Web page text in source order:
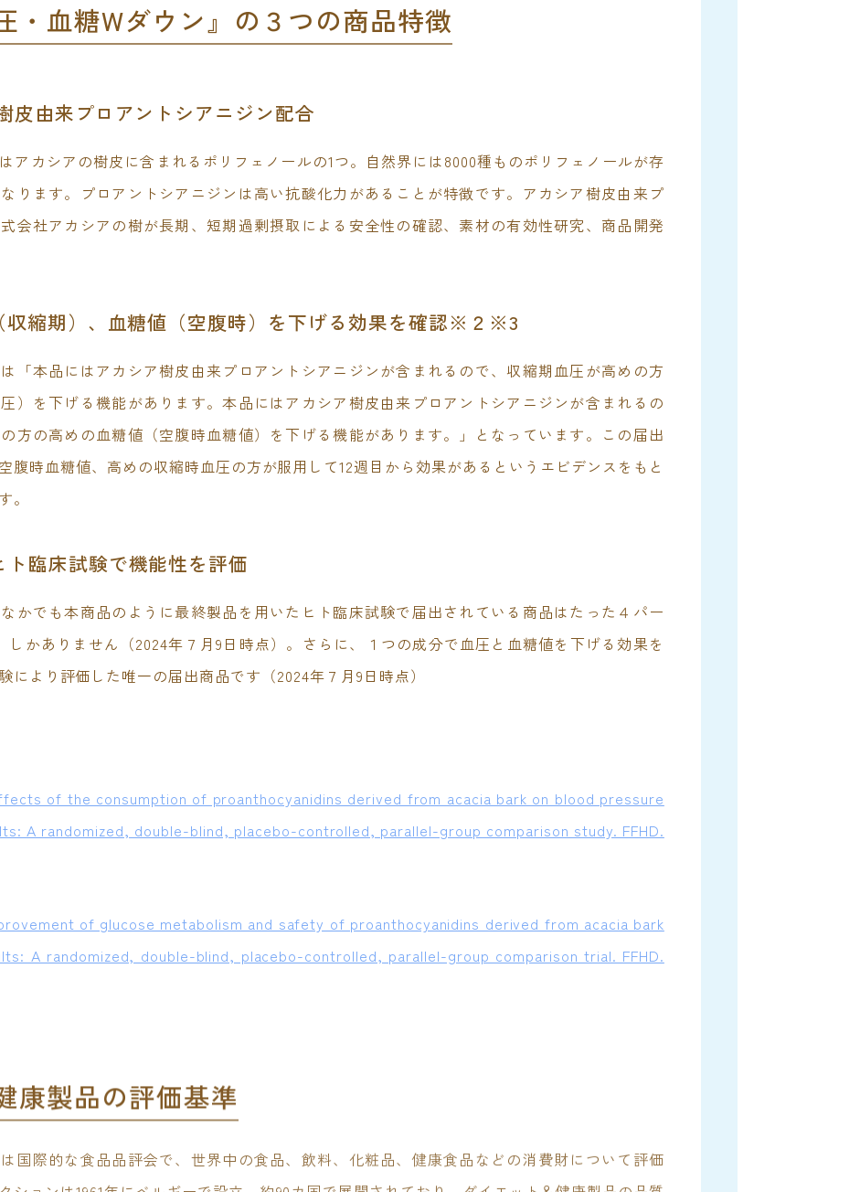
・血糖Wダウン』の３つの商品特徴
皮由来プロアントシアニジン配合
アカシアの樹皮に含まれるポリフェノールの1つ。自然界には8000種ものポリフェノールが存
ります。プロアントシアニジンは高い抗酸化力があることが特徴です。アカシア樹皮由来プ
会社アカシアの樹が長期、短期過剰摂取による安全性の確認、素材の有効性研究、商品開発
収縮期）、血糖値（空腹時）を下げる効果を確認※２※3
「本品にはアカシア樹皮由来プロアントシアニジンが含まれるので、収縮期血圧が高めの方
）を下げる機能があります。本品にはアカシア樹皮由来プロアントシアニジンが含まれるの
方の高めの血糖値（空腹時血糖値）を下げる機能があります。」となっています。この届出
腹時血糖値、高めの収縮時血圧の方が服用して12週目から効果があるというエビデンスをもと
。
臨床試験で機能性を評価
かでも本商品のように最終製品を用いたヒト臨床試験で届出されている商品はたった４パー
しかありません（2024年７月9日時点）。さらに、１つの成分で血圧と血糖値を下げる効果を
により評価した唯一の届出商品です（2024年７月9日時点）
of the consumption of proanthocyanidins derived from acacia bark on blood pressure
A randomized, double-blind, placebo-controlled, parallel-group comparison study. FFHD.
of glucose metabolism and safety of proanthocyanidins derived from acacia bark
A randomized, double-blind, placebo-controlled, parallel-group comparison trial. FFHD.
康製品の評価基準
は国際的な食品品評会で、世界中の食品、飲料、化粧品、健康食品などの消費財について評価